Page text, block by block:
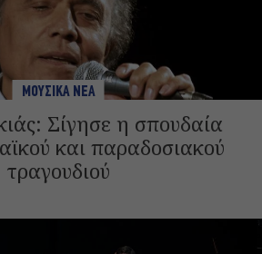
ΜΟΥΣΙΚΑ ΝΕΑ
Σίγησε η σπουδαία
και παραδοσιακού
τραγουδιού